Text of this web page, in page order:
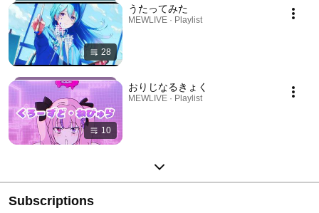
28
うたってみた
MEWLIVE · Playlist
10
おりじなるきょく
MEWLIVE · Playlist
Subscriptions